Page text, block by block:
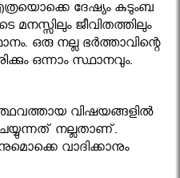
ദേഷ്യം കുടുംബ
മനസ്സിലും ജീവിതത്തിലും
ഒരു നല്ല ഭര്‍ത്താവിന്റെ
ഒന്നാം സ്ഥാനവും.
വിഷയങ്ങളില്‍
നല്ലതാണ്.
വാദിക്കാനും